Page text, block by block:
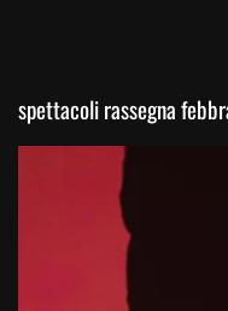
spettacoli rassegna